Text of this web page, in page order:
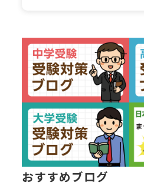
おすすめブログ